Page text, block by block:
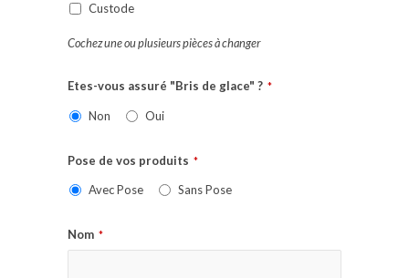
Custode
Cochez une ou plusieurs pièces à changer
Etes-vous assuré "Bris de glace" ? *
Non Oui
Pose de vos produits *
Avec Pose Sans Pose
Nom *